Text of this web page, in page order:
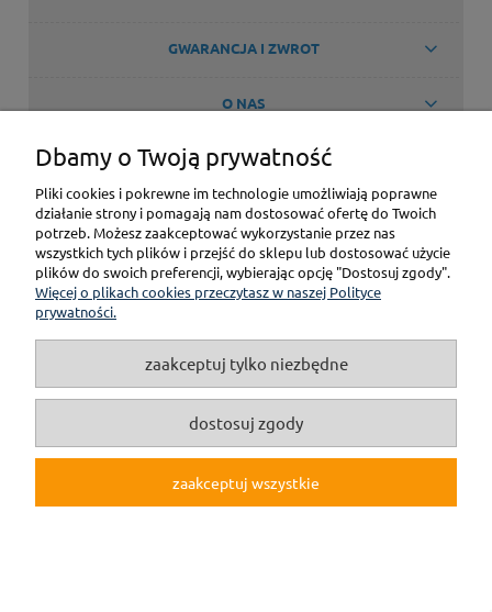
GWARANCJA I ZWROT
O NAS
pokaż pełną wersję strony
(c)2019 Internetowy Sklep Modelarski online F3M.pl
Sklep internetowy Shoper.pl
Dbamy o Twoją prywatność
Pliki cookies i pokrewne im technologie umożliwiają poprawne
działanie strony i pomagają nam dostosować ofertę do Twoich
potrzeb. Możesz zaakceptować wykorzystanie przez nas
wszystkich tych plików i przejść do sklepu lub dostosować użycie
plików do swoich preferencji, wybierając opcję "Dostosuj zgody".
Więcej o plikach cookies przeczytasz w naszej Polityce
prywatności.
zaakceptuj tylko niezbędne
dostosuj zgody
zaakceptuj wszystkie